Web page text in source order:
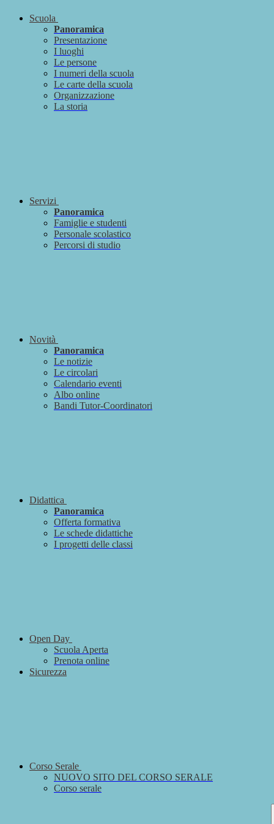
Scuola
Panoramica
Presentazione
I luoghi
Le persone
I numeri della scuola
Le carte della scuola
Organizzazione
La storia
Servizi
Panoramica
Famiglie e studenti
Personale scolastico
Percorsi di studio
Novità
Panoramica
Le notizie
Le circolari
Calendario eventi
Albo online
Bandi Tutor-Coordinatori
Didattica
Panoramica
Offerta formativa
Le schede didattiche
I progetti delle classi
Open Day
Scuola Aperta
Prenota online
Sicurezza
Corso Serale
NUOVO SITO DEL CORSO SERALE
Corso serale